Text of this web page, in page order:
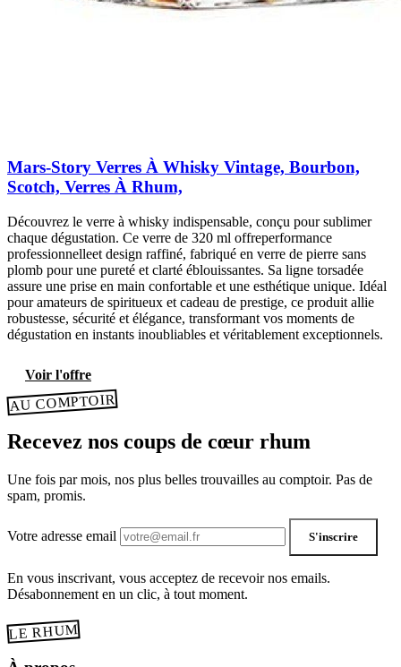
Mars-Story Verres À Whisky Vintage, Bourbon,
Scotch, Verres À Rhum,
Découvrez le verre à whisky indispensable, conçu pour sublimer
chaque dégustation. Ce verre de 320 ml offreperformance
professionnelleet design raffiné, fabriqué en verre de pierre sans
plomb pour une pureté et clarté éblouissantes. Sa ligne torsadée
assure une prise en main confortable et une esthétique unique. Idéal
pour amateurs de spiritueux et cadeau de prestige, ce produit allie
robustesse, sécurité et élégance, transformant vos moments de
dégustation en instants inoubliables et véritablement exceptionnels.
Voir l'offre
AU COMPTOIR
Recevez nos coups de cœur rhum
Une fois par mois, nos plus belles trouvailles au comptoir. Pas de
spam, promis.
Votre adresse email S'inscrire
En vous inscrivant, vous acceptez de recevoir nos emails.
Désabonnement en un clic, à tout moment.
LE RHUM